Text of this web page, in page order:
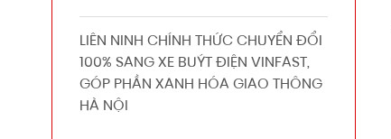
LIÊN NINH CHÍNH THỨC CHUYỂN ĐỔI
100% SANG XE BUÝT ĐIỆN VINFAST,
GÓP PHẦN XANH HÓA GIAO THÔNG
HÀ NỘI